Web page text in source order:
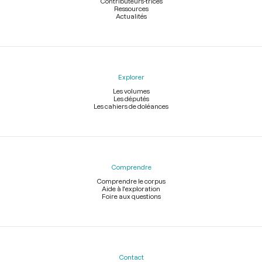
Ressources
Actualités
Explorer
Les volumes
Les députés
Les cahiers de doléances
Comprendre
Comprendre le corpus
Aide à l'exploration
Foire aux questions
Contact